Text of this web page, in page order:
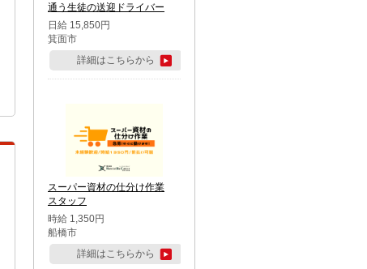
通う生徒の送迎ドライバー
日給 15,850円
箕面市
詳細はこちらから
スーパー資材の仕分け作業
スタッフ
時給 1,350円
船橋市
詳細はこちらから